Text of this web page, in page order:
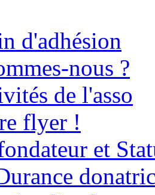
d'adhésion
nous ?
de l'asso
flyer !
et